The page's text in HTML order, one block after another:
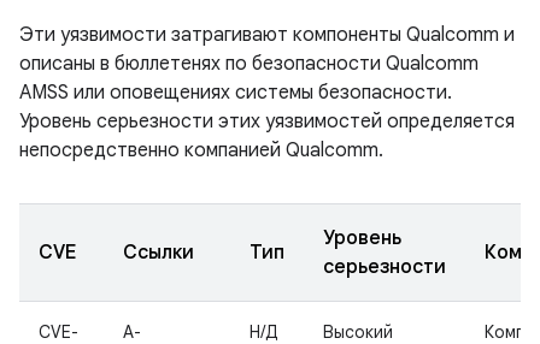
Эти уязвимости затрагивают компоненты Qualcomm и
описаны в бюллетенях по безопасности Qualcomm
AMSS или оповещениях системы безопасности.
Уровень серьезности этих уязвимостей определяется
непосредственно компанией Qualcomm.
CVE Ссылки Тип
Уровень
серьезности
CVE-
A-
Н/Д Высокий